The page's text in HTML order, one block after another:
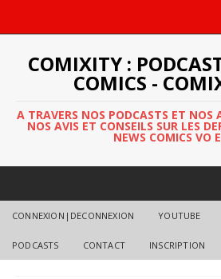
COMIXITY :
COMICS -
A TRAVERS NOS PODCASTS ET NOS
NOS AVIS ET CONSEILS SUR LES
NEWS COMICS VO
CONNEXION|DECONNEXION YOUTUBE
PODCASTS CONTACT INSCRIPTION